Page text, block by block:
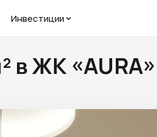
Инвестиции
в ЖК «AURA»